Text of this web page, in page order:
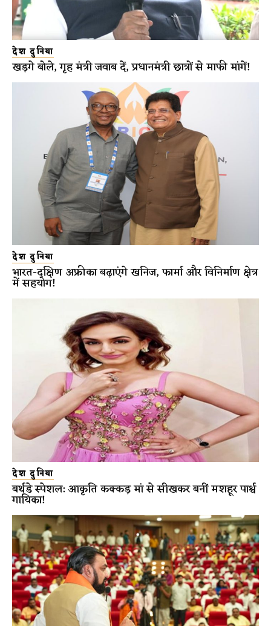
देश दुनिया
खड़गे बोले, गृह मंत्री जवाब दें, प्रधानमंत्री छात्रों से माफी मांगें!
देश दुनिया
भारत-दक्षिण अफ्रीका बढ़ाएंगे खनिज, फार्मा और विनिर्माण क्षेत्र
में सहयोग!
देश दुनिया
बर्थडे स्पेशल: आकृति कक्कड़ मां से सीखकर बनीं मशहूर पार्श्व
गायिका!